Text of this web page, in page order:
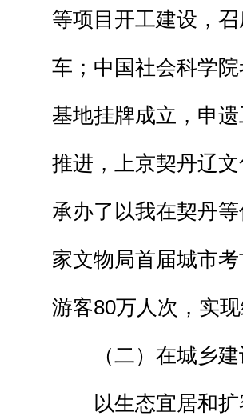
等项目开工建设，
车；中国社会科学
基地挂牌成立，申
推进，上京契丹辽
承办了以我在契丹
家文物局首届城市
游客80万人次，实
（二）在城乡建
以生态宜居和扩